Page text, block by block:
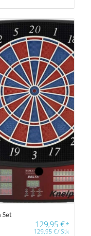
Set
129,95€*
129,95€/Stk